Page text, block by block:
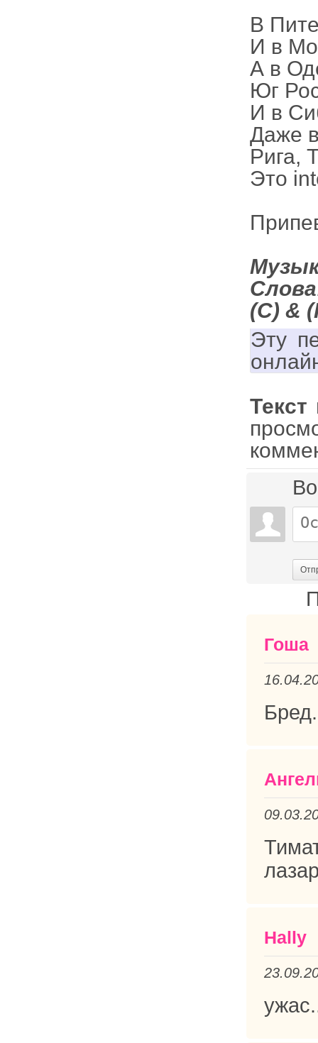
В
И в
А в
Юг
И в
Даже
Рига,
Это
(С) &
Эту
Гоша
Hally